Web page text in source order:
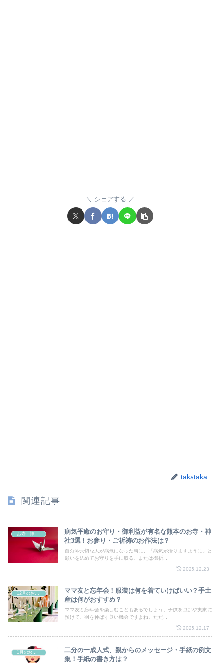
シェアする
takataka
関連記事
お寺・神社・教会
病気平癒のお守り・御利益が有名な熊本のお寺・神
社3選！お参り・ご祈祷のお作法は？
自分や大切な人が病気になった時に、「病気が治りますように」と
願いを込めてお守りを手に取る、または御祈...
2025.12.23
ママ友と忘年会！服装は何を着ていけばいい？手土
産は何がおすすめ？
ママ友と忘年会を楽しむこともあるでしょう。子供を旦那や実家に
預けて、羽を伸ばす良い機会ですよね。ただ...
2025.12.17
二分の一成人式、親からのメッセージ・手紙の例文
集！手紙の書き方は？